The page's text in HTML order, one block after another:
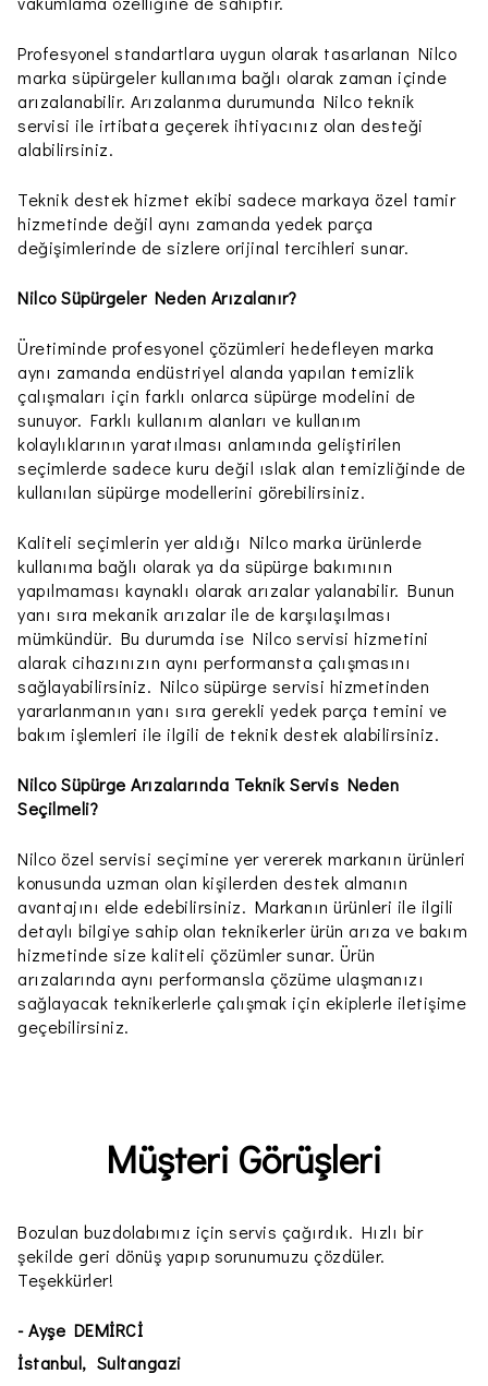
Profesyonel standartlara uygun olarak tasarlanan Nilco
marka süpürgeler kullanıma bağlı olarak zaman içinde
arızalanabilir. Arızalanma durumunda Nilco teknik
servisi ile irtibata geçerek ihtiyacınız olan desteği
alabilirsiniz.
Teknik destek hizmet ekibi sadece markaya özel tamir
hizmetinde değil aynı zamanda yedek parça
değişimlerinde de sizlere orijinal tercihleri sunar.
Nilco Süpürgeler Neden Arızalanır?
Üretiminde profesyonel çözümleri hedefleyen marka
aynı zamanda endüstriyel alanda yapılan temizlik
çalışmaları için farklı onlarca süpürge modelini de
sunuyor. Farklı kullanım alanları ve kullanım
kolaylıklarının yaratılması anlamında geliştirilen
seçimlerde sadece kuru değil ıslak alan temizliğinde de
kullanılan süpürge modellerini görebilirsiniz.
Kaliteli seçimlerin yer aldığı Nilco marka ürünlerde
kullanıma bağlı olarak ya da süpürge bakımının
yapılmaması kaynaklı olarak arızalar yalanabilir. Bunun
yanı sıra mekanik arızalar ile de karşılaşılması
mümkündür. Bu durumda ise Nilco servisi hizmetini
alarak cihazınızın aynı performansta çalışmasını
sağlayabilirsiniz. Nilco süpürge servisi hizmetinden
yararlanmanın yanı sıra gerekli yedek parça temini ve
bakım işlemleri ile ilgili de teknik destek alabilirsiniz.
Nilco Süpürge Arızalarında Teknik Servis Neden
Seçilmeli?
Nilco özel servisi seçimine yer vererek markanın ürünleri
konusunda uzman olan kişilerden destek almanın
avantajını elde edebilirsiniz. Markanın ürünleri ile ilgili
detaylı bilgiye sahip olan teknikerler ürün arıza ve bakım
hizmetinde size kaliteli çözümler sunar. Ürün
arızalarında aynı performansla çözüme ulaşmanızı
sağlayacak teknikerlerle çalışmak için ekiplerle iletişime
geçebilirsiniz.
Müşteri Görüşleri
Bozulan buzdolabımız için servis çağırdık. Hızlı bir
şekilde geri dönüş yapıp sorunumuzu çözdüler.
Teşekkürler!
- Ayşe DEMİRCİ
İstanbul, Sultangazi